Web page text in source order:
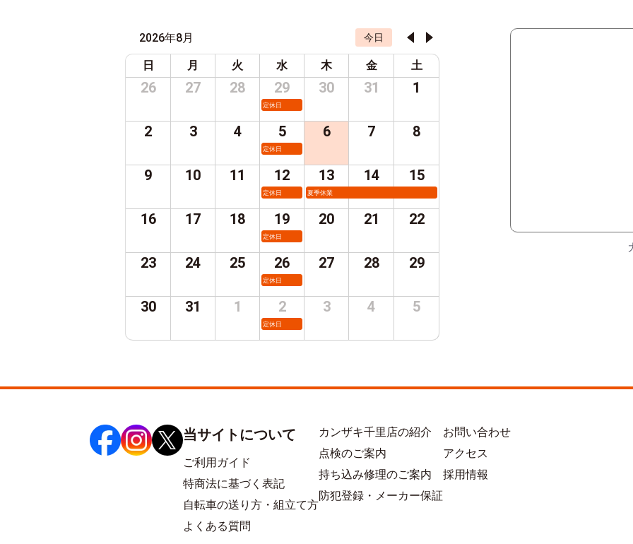
2026年8月 今日
日 月 火 水 木 金 土
26 27 28 29
定休日
30 31 1
2 3 4 5
定休日
6 7 8
9 10 11 12
定休日
13
夏季休業
14 15
16 17 18 19
定休日
20 21 22
23 24 25 26
定休日
27 28 29
30 31 1 2
定休日
3 4 5
当サイトについて
ご利用ガイド
特商法に基づく表記
自転車の送り方・組立て方
よくある質問
カンザキ千里店の紹介
点検のご案内
持ち込み修理のご案内
防犯登録・メーカー保証
お問い合わせ
アクセス
採用情報